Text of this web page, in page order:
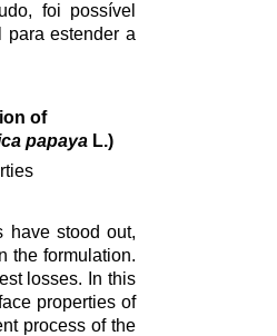
foi possível
para estender a
of
papaya L.)
have stood out,
the formulation.
losses. In this
properties of
process of the